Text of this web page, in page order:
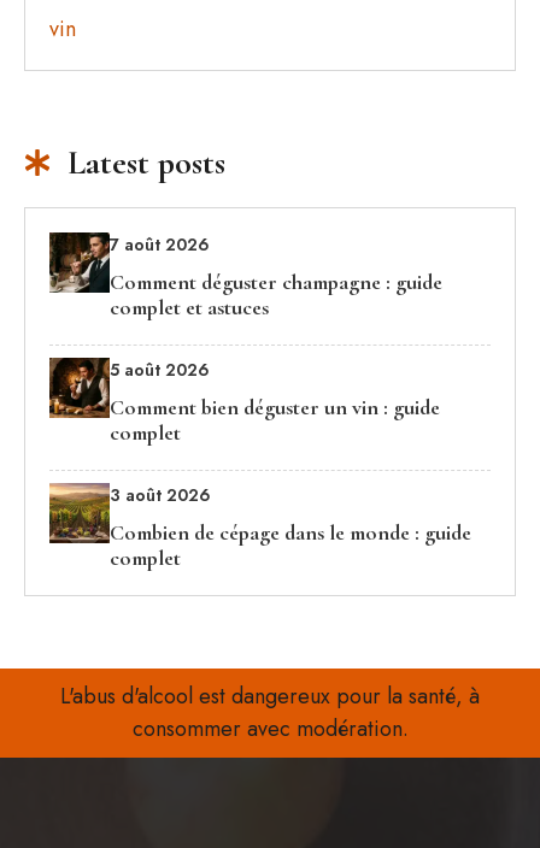
vin
Latest posts
7 août 2026
Comment déguster champagne : guide
complet et astuces
5 août 2026
Comment bien déguster un vin : guide
complet
3 août 2026
Combien de cépage dans le monde : guide
complet
L'abus d'alcool est dangereux pour la santé, à
consommer avec modération.